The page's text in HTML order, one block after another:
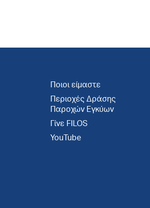
Ποιοι είμαστε
Περιοχές Δράσης
Παροχών Εγκύων
Γίνε FILOS
YouTube